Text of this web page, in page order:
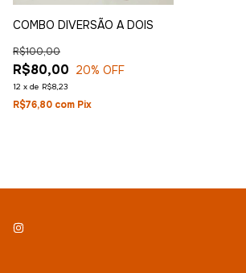
COMBO DIVERSÃO A DOIS
R$80,00
R$100,00
20% OFF
12 x de R$8,23
R$76,80 com Pix